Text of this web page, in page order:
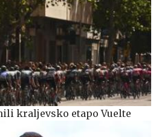
kraljevsko etapo Vuelte